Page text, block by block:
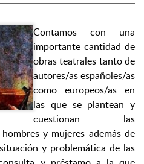
Contamos con una
importante cantidad de
obras teatrales tanto de
autores/as españoles/as
como europeos/as en
las que se plantean y
cuestionan las
y mujeres además de
y problemática de las